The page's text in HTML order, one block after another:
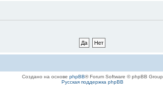
Создано на основе phpBB® Forum Software © phpBB Group
Русская поддержка phpBB